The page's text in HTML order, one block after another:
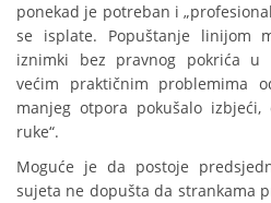
ponekad je potreban i
se isplate. Popuštanje linijom
iznimki bez pravnog pokrića u
većim praktičnim problemima
manjeg otpora pokušalo
ruke“.
Moguće je da postoje
sujeta ne dopušta da strankama